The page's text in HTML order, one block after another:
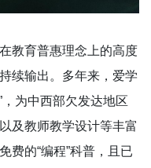
教育普惠理念上的高度
续输出。多年来，爱学
，为中西部欠发达地区
及教师教学设计等丰富
费的“编程”科普，且已